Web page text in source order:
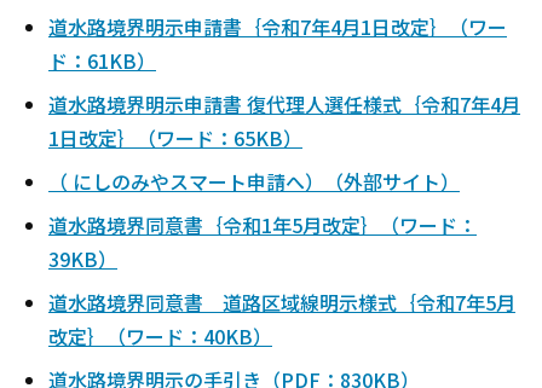
道水路境界明示申請書｛令和7年4月1日改定｝（ワー
ド：61KB）
道水路境界明示申請書 復代理人選任様式｛令和7年4月
1日改定｝（ワード：65KB）
（ にしのみやスマート申請へ）（外部サイト）
道水路境界同意書｛令和1年5月改定｝（ワード：
39KB）
道水路境界同意書 道路区域線明示様式｛令和7年5月
改定｝（ワード：40KB）
道水路境界明示の手引き（PDF：830KB）